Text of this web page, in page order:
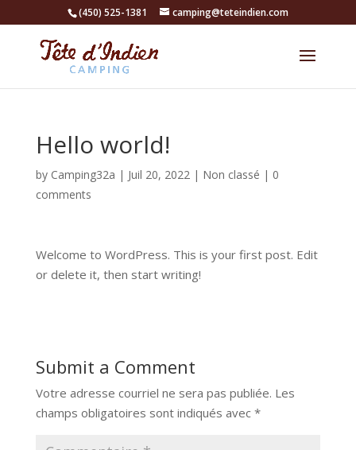
(450) 525-1381 camping@teteindien.com
Hello world!
by Camping32a | Juil 20, 2022| Non classé | 0
comments
Welcome to WordPress. This is your first post. Edit
or delete it, then start writing!
Submit a Comment
Votre adresse courriel ne sera pas publiée. Les
champs obligatoires sont indiqués avec *